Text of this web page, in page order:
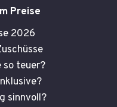
Preise
2026
so teuer?
sinnvoll?